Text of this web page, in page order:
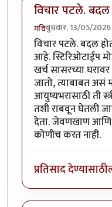
विचार पटले.
गविबुधवार, 13/05/
विचार पटले. बदल
आहे. स्टिरिओटाईप
खर्च सासरच्या
जातो, त्याबाबत असं
आयुष्यभरासाठी ती
तशी राबवून घेतली
देता. जेवणखाण आणि
कोणीच करत नाही.
प्रतिसाद देण्यासाठी